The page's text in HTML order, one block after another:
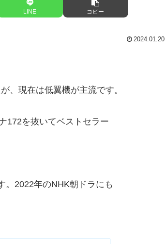
LINE コピー
2024.01.20
、現在は低翼機が主流です。
172を抜いてベストセラー
。2022年のNHK朝ドラにも